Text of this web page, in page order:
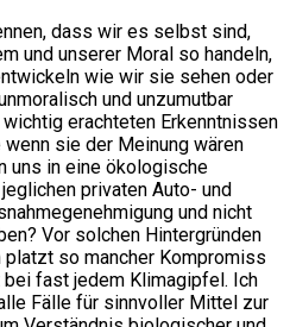
dass wir es selbst sind,
und unserer Moral so handeln,
wie wir sie sehen oder
und unzumutbar
erachteten Erkenntnissen
sie der Meinung wären
uns in eine ökologische
privaten Auto- und
und nicht
Vor solchen Hintergründen
so mancher Kompromiss
fast jedem Klimagipfel. Ich
Fälle für sinnvoller Mittel zur